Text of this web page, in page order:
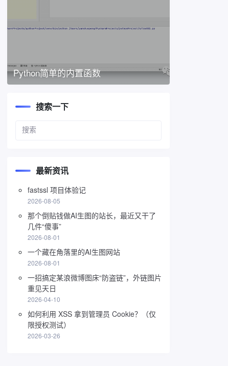
Python简单的内置函数
搜索一下
最新资讯
fastssl 项目体验记
2026-08-05
那个倒贴钱做AI生图的站长，最近又干了
几件“傻事”
2026-08-01
一个藏在角落里的AI生图网站
2026-08-01
一招搞定某浪微博图床“防盗链”，外链图片
重见天日
2026-04-10
如何利用 XSS 拿到管理员 Cookie？（仅
限授权测试）
2026-03-26